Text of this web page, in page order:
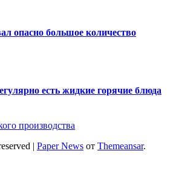
опасно большое количество
есть жидкие горячие блюда
производства
| Paper News от Themeansar.